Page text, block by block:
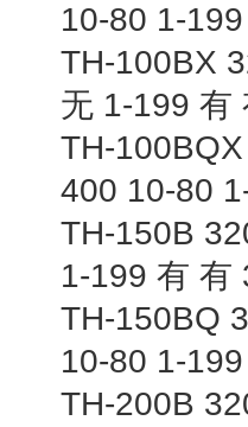
10-80 1-
TH-100BX
无 1-199 有
TH-
400 10-80
TH-150B
1-199 有 有
TH-150BQ
10-80 1-
TH-200B